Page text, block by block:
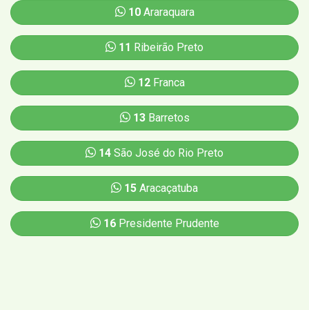
10Araraquara
11 Ribeirão Preto
12Franca
13Barretos
14 São José do Rio Preto
15 Aracaçatuba
16Presidente Prudente